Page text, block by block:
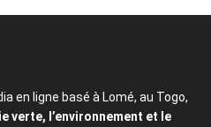
en ligne basé à Lomé, au Togo,
verte, l’environnement et le